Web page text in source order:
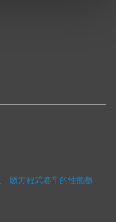
级方程式赛车的性能极